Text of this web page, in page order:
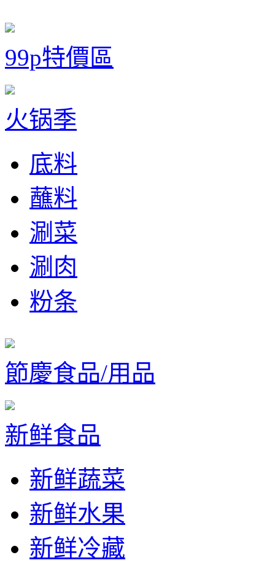
99p特價區
火锅季
底料
蘸料
涮菜
涮肉
粉条
節慶食品/用品
新鲜食品
新鲜蔬菜
新鲜水果
新鲜冷藏